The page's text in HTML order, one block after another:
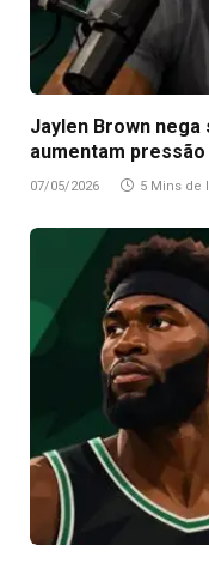
Jaylen Brown
aumentam
07/05/2026 5 Mins de